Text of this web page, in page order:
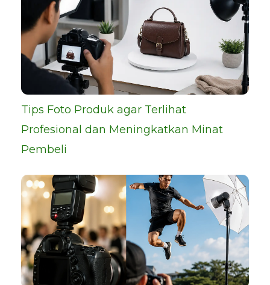
Tips Foto Produk agar Terlihat
Profesional dan Meningkatkan Minat
Pembeli